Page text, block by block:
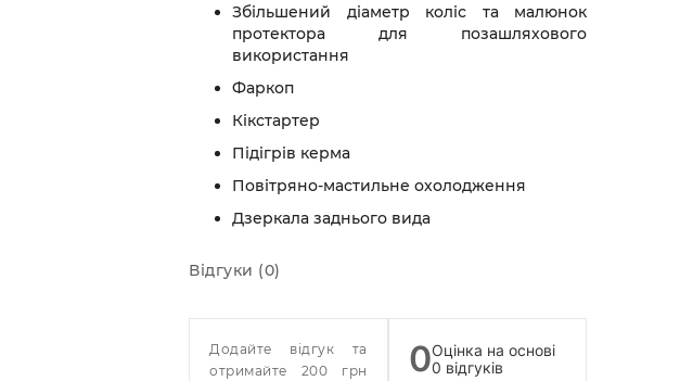
Збільшений діаметр коліс та малюнок
протектора для позашляхового
використання
Фаркоп
Кікстартер
Підігрів керма
Повітряно-мастильне охолодження
Дзеркала заднього вида
Відгуки (0)
Додайте відгук та
отримайте 200 грн
0Оцінка на основі
0 відгуків